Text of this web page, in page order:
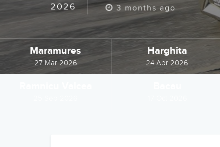
2026
3 months ago
Maramures
27 Mar 2026
Harghita
24 Apr 2026